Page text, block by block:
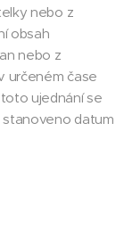
nebo z
obsah
nebo z
určeném čase
ujednání se
stanoveno datum